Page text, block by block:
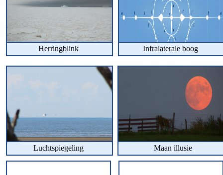
Herringblink Infralaterale boog
Luchtspiegeling Maan illusie